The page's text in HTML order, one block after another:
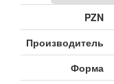
PZN
Производитель
Форма